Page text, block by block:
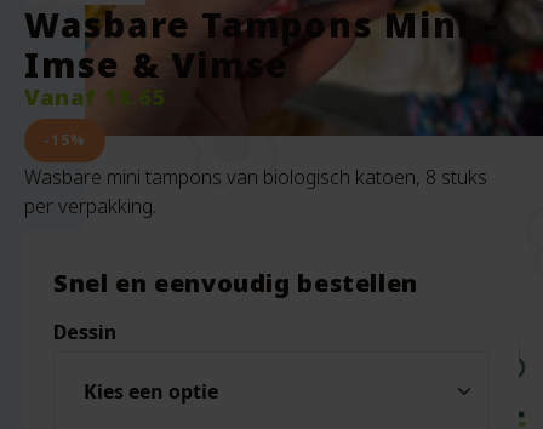
Wasbare Tampons Mini –
Imse & Vimse
Vanaf 18.65
-15%
Wasbare mini tampons van biologisch katoen, 8 stuks
per verpakking.
Snel en eenvoudig bestellen
Dessin